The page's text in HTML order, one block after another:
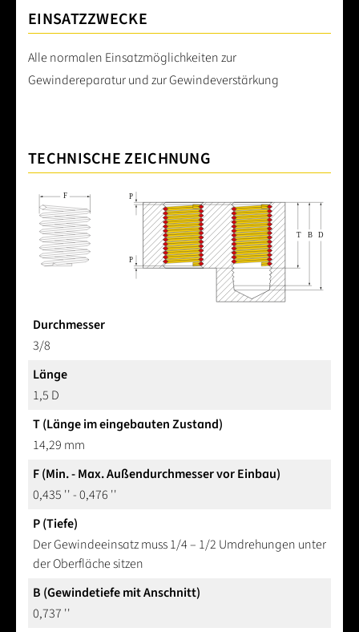
EINSATZZWECKE
Alle normalen Einsatzmöglichkeiten zur
Gewindereparatur und zur Gewindeverstärkung
TECHNISCHE ZEICHNUNG
Durchmesser
3/8
Länge
1,5 D
T (Länge im eingebauten Zustand)
14,29 mm
F (Min. - Max. Außendurchmesser vor Einbau)
0,435 '' - 0,476 ''
P (Tiefe)
Der Gewindeeinsatz muss 1/4 – 1/2 Umdrehungen unter
der Oberfläche sitzen
B (Gewindetiefe mit Anschnitt)
0,737 ''